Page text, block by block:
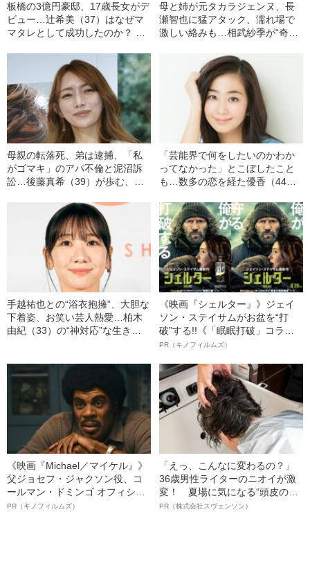
板橋の3億円豪邸、17歳長女がデ
ビュー…辻希美（37）はなぜマ
マタレとして成功したのか？ 大
た「賢すぎる対応」
母と姉が元タカラジェンヌ、長
瀬智也に猛アタック、濡れ場で
激しい絡みも…相武紗季が“奇跡
母親の転落死、弟は逮捕、「私
がゴマキ」のアパ不倫と泥沼訴
訟…後藤真希（39）が歩む、薄
「芸能界で何をしたいのかわか
ってなかった」とこぼしたこと
も…数多の恋を経た優香（44）
間
手越祐也との“浴衣抱擁”、大胆な
下着姿、お笑い芸人熱愛…柏木
由紀（33）の“神対応”な生き残
《映画『シェルター』》ジェイ
ソン・ステイサムがお盆を“打
破”する!!《「眠眠打破」コラ
ボ》
PR（キノフィルムズ）
《映画『Michael／マイケル』》
父ジョセフ・ジャクソン役、コ
ールマン・ドミンゴ オフィシャ
ルインタビュー“観客を魅了した
PR（キノフィルムズ）
「えっ、こんなに変わるの？」
36歳男性ライターのニオイが激
変！ 夏場に気になる“頭皮のニ
オイ”や“ベタつき”を解消す
PR（株式会社スヴェンソン）